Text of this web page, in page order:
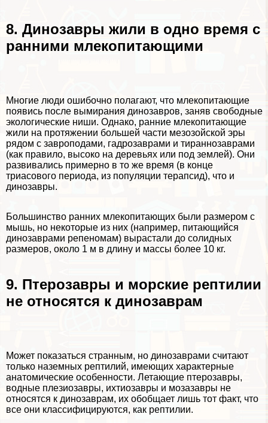
8. Динозавры жили в одно время с
ранними млекопитающими
Многие люди ошибочно полагают, что млекопитающие
появись после вымирания динозавров, заняв свободные
экологические ниши. Однако, ранние млекопитающие
жили на протяжении большей части мезозойской эры
рядом с завроподами, гадрозаврами и тираннозаврами
(как правило, высоко на деревьях или под землей). Они
развивались примерно в то же время (в конце
триасового периода, из популяции терапсид), что и
динозавры.
Большинство ранних млекопитающих были размером с
мышь, но некоторые из них (например, питающийся
динозаврами репеномам) вырастали до солидных
размеров, около 1 м в длину и массы более 10 кг.
9. Птерозавры и морские рептилии
не относятся к динозаврам
Может показаться странным, но динозаврами считают
только наземных рептилий, имеющих хаpaктерные
анатомические особенности. Летающие птерозавры,
водные плезиозавры, ихтиозавры и мозазавры не
относятся к динозаврам, их обобщает лишь тот факт, что
все они классифицируются, как рептилии.